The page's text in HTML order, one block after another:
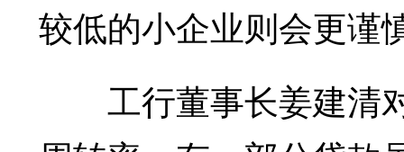
较低的小企业则会更谨
工行董事长姜建清